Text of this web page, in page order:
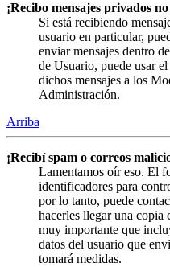
¡Recibo mensajes privados no
Si está recibiendo
usuario en particular,
enviar mensajes dentro
de Usuario, puede usar
dichos mensajes a los
Administración.
Arriba
¡Recibí spam o correos
Lamentamos oír eso. El
identificadores para
por lo tanto, puede
hacerles llegar una copia
muy importante que
datos del usuario que
tomará medidas.